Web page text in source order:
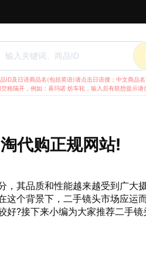
输入关键词、商品ID
ID及日语商品名(包括英语)请点击日语搜；中文商品名
格隔开，例如：喜玛诺 纺车轮，输入后有联想提示请
代购正规网站!
其品质和性能越来越受到广大
个背景下，二手镜头市场应运
?接下来小编为大家推荐二手镜